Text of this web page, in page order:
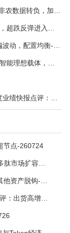
节点-260724
东吴证券-宁德时代-300750-2026年中报点评：出货高增业绩稳健，回购彰显龙头信心-260726